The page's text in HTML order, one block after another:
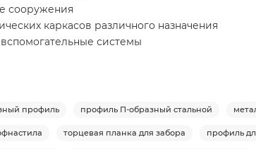
сооружения
каркасов различного назначения
системы
профиль профиль П-образный стальной
торцевая планка для забора профиль